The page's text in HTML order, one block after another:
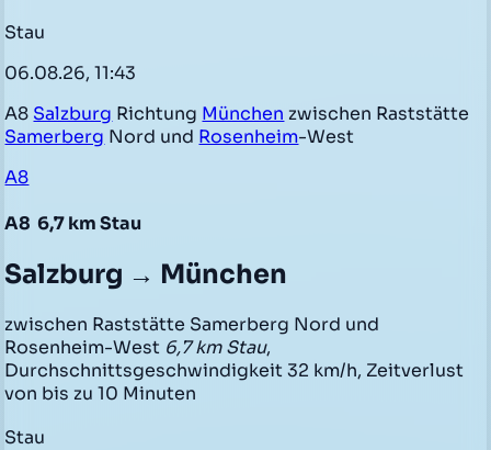
Stau
06.08.26, 11:43
A8 Salzburg Richtung München zwischen Raststätte
Samerberg Nord und Rosenheim-West
A8
A8 6,7 km Stau
Salzburg → München
zwischen Raststätte Samerberg Nord und
Rosenheim-West 6,7 km Stau,
Durchschnittsgeschwindigkeit 32 km/h, Zeitverlust
von bis zu 10 Minuten
Stau